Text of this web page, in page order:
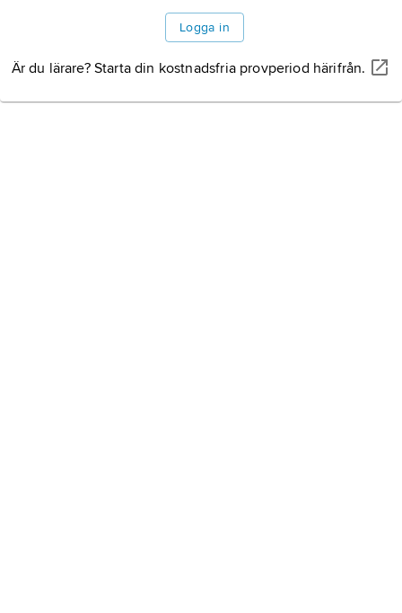
Logga in
Är du lärare? Starta din kostnadsfria provperiod härifrån.